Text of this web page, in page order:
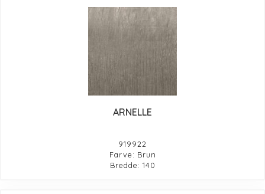
ARNELLE
919922
Farve: Brun
Bredde: 140